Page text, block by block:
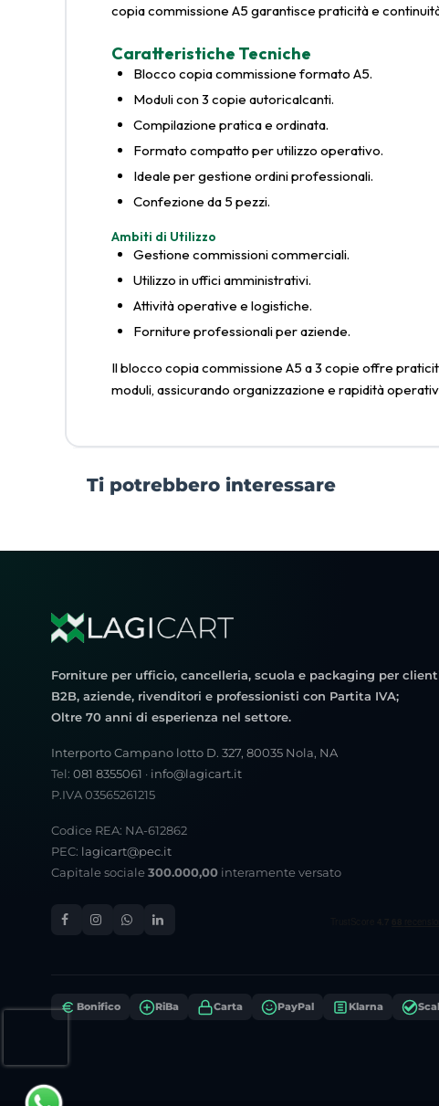
copia commissione A5 garantisce praticità e
Caratteristiche Tecniche
Blocco copia commissione formato A5.
Moduli con 3 copie autoricalcanti.
Compilazione pratica e ordinata.
Formato compatto per utilizzo operativo.
Ideale per gestione ordini professionali.
Confezione da 5 pezzi.
Ambiti di Utilizzo
Gestione commissioni commerciali.
Utilizzo in uffici amministrativi.
Attività operative e logistiche.
Forniture professionali per aziende.
Il blocco copia commissione A5 a 3 copie offre
moduli, assicurando organizzazione e rapidità
Ti potrebbero interessare
Forniture per ufficio, cancelleria, scuola e packaging per
B2B, aziende, rivenditori e professionisti con Partita IVA;
Oltre 70 anni di esperienza nel settore.
Interporto Campano lotto D. 327, 80035 Nola, NA
Tel: 081 8355061 · info@lagicart.it
P.IVA 03565261215
Codice REA: NA-612862
PEC: lagicart@pec.it
Capitale sociale 300.000,00 interamente versato
Bonifico RiBa Carta PayPal Klarna